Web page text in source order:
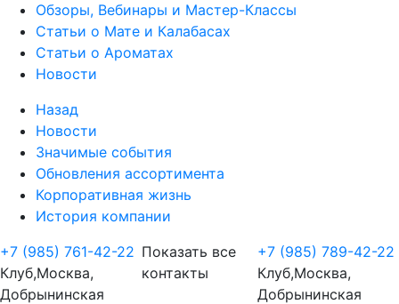
Обзоры, Вебинары и Мастер-Классы
Статьи о Мате и Калабасах
Статьи о Ароматах
Новости
Назад
Новости
Значимые события
Обновления ассортимента
Корпоративная жизнь
История компании
+7 (985) 761-42-22
Клуб,Москва,
Добрынинская
Показать все
контакты
+7 (985) 789-42-22
Клуб,Москва,
Добрынинская